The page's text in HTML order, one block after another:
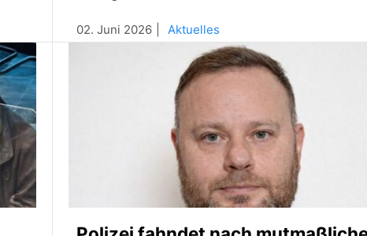
02. Juni 2026 Aktuelles